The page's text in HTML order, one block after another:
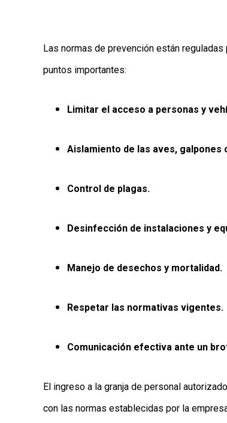
Las normas de prevención están
puntos importantes:
Limitar el acceso a personas y
Aislamiento de las aves, galpones
Control de plagas.
Desinfección de instalaciones y
Manejo de desechos y mortalidad.
Respetar las normativas vigentes.
Comunicación efectiva ante un
El ingreso a la granja de personal
con las normas establecidas por la